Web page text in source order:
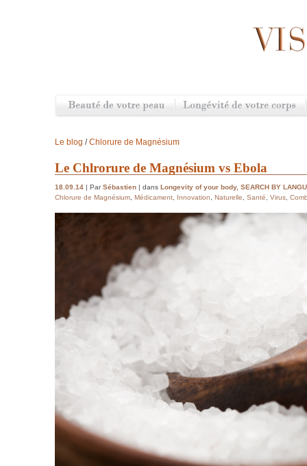
Le blog /Chlorure de Magnésium
Le Chlrorure de Magnésium vs Ebola
18.09.14 | ParSébastien | dans Longevity of your body, SEARCH BY
Chlorure de Magnésium, Médicament, Innovation, Naturelle, Santé, Virus,